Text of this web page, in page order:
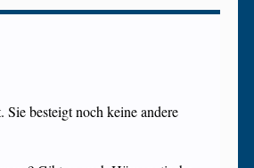
besteigt noch keine andere